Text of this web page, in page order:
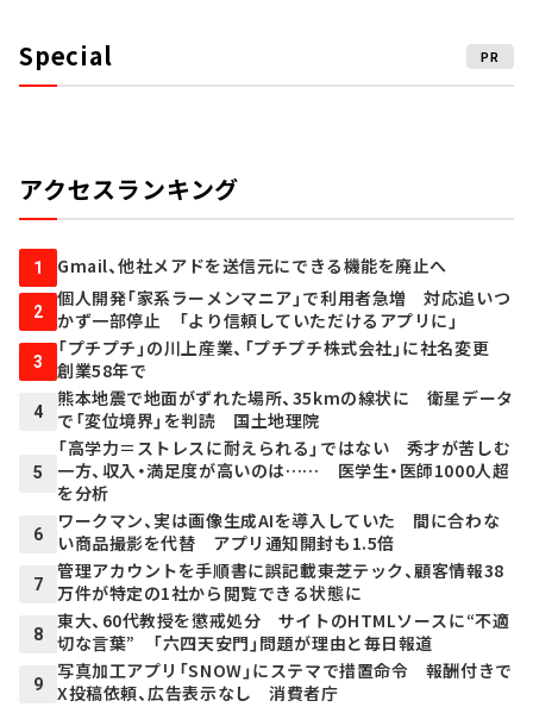
Special PR
アクセスランキング
1 Gmail、他社メアドを送信元にできる機能を廃止へ
2
個人開発「家系ラーメンマニア」で利用者急増 対応追いつ
かず一部停止 「より信頼していただけるアプリに」
3
「プチプチ」の川上産業、「プチプチ株式会社」に社名変更
創業58年で
4
熊本地震で地面がずれた場所、35kmの線状に 衛星データ
で「変位境界」を判読 国土地理院
5
「高学力＝ストレスに耐えられる」ではない 秀才が苦しむ
一方、収入・満足度が高いのは…… 医学生・医師1000人超
を分析
6
ワークマン、実は画像生成AIを導入していた 間に合わな
い商品撮影を代替 アプリ通知開封も1.5倍
7
管理アカウントを手順書に誤記載――東芝テック、顧客情報38
万件が特定の1社から閲覧できる状態に
8
東大、60代教授を懲戒処分 サイトのHTMLソースに“不適
切な言葉” 「六四天安門」問題が理由と毎日報道
9
写真加工アプリ「SNOW」にステマで措置命令 報酬付きで
X投稿依頼、広告表示なし 消費者庁